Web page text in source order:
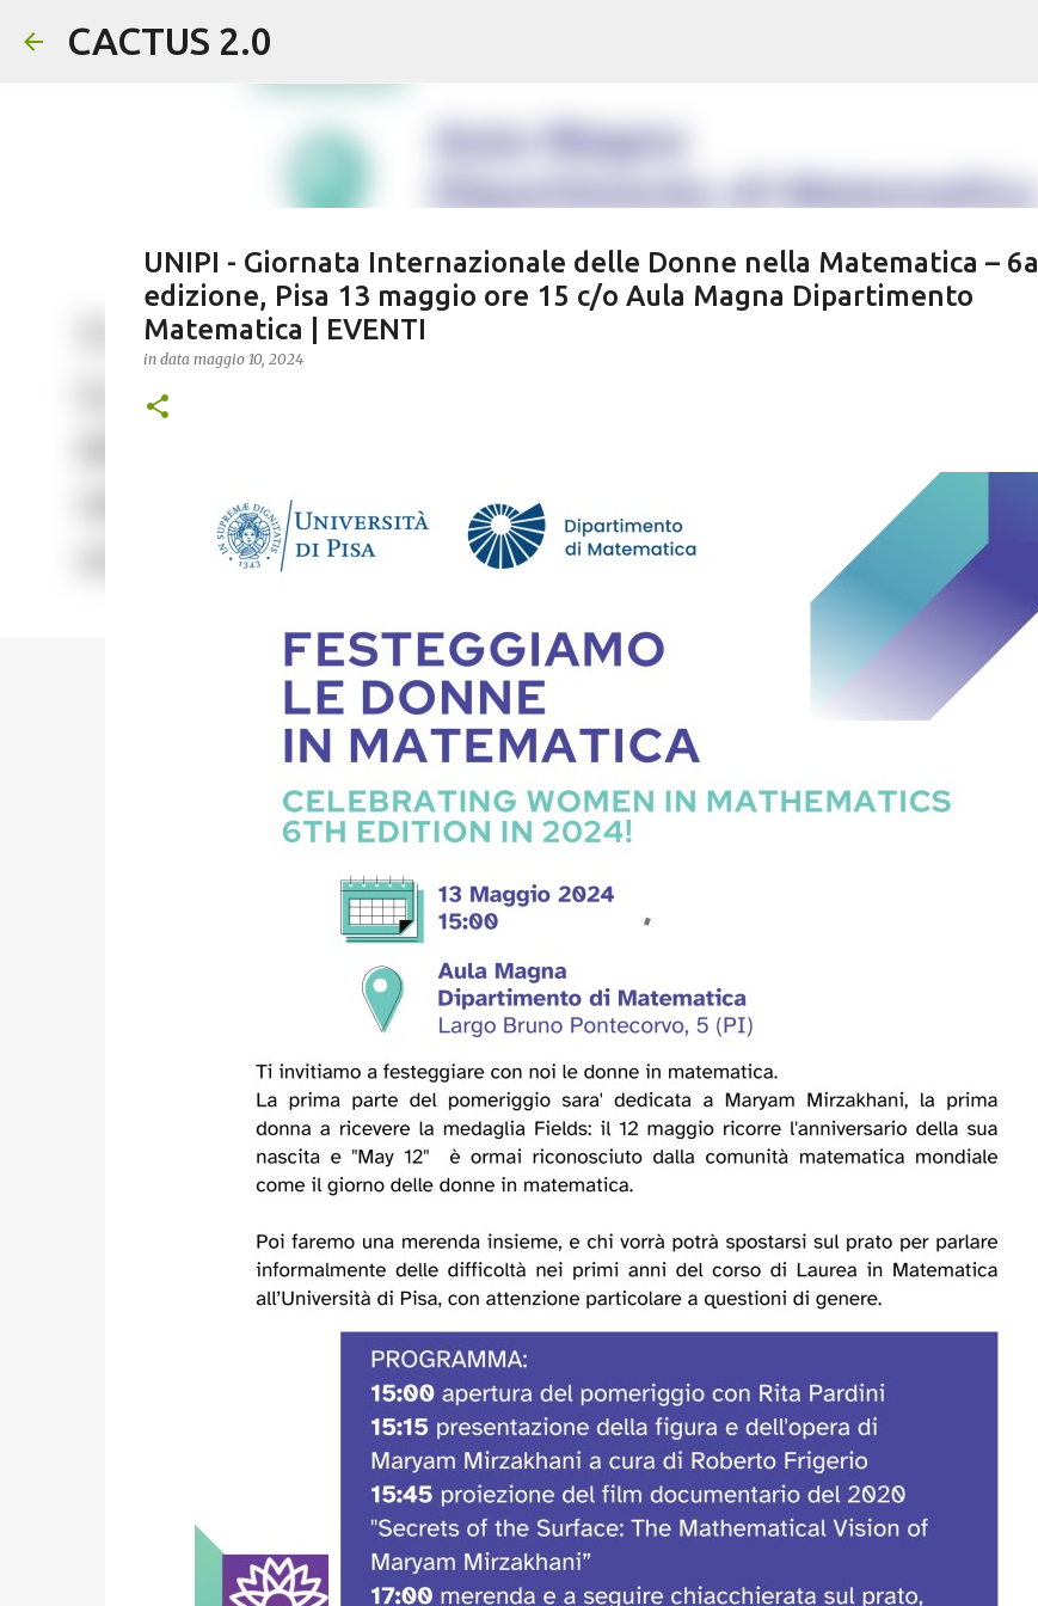
CACTUS 2.0
UNIPI - Giornata Internazionale delle Donne nella Matematica – 6a
edizione, Pisa 13 maggio ore 15 c/o Aula Magna Dipartimento
Matematica | EVENTI
in data maggio 10, 2024